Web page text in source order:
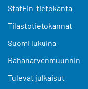
StatFin-tietokanta
Tilastotietokannat
Suomi lukuina
Rahanarvonmuunnin
Tulevat julkaisut